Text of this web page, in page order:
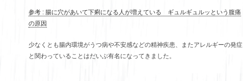
参考 : 腸に穴があいて下痢になる人が増えている ギュルギュルッという腹痛
の原因
少なくとも腸内環境がうつ病や不安感などの精神疾患、またアレルギーの発症
と関わっていることはだいぶ有名になってきました。